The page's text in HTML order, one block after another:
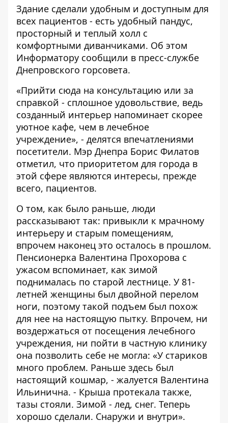
Здание сделали удобным и доступным для
всех пациентов - есть удобный пандус,
просторный и теплый холл с
комфортными диванчиками. Об этом
Информатору сообщили в пресс-службе
Днепровского горсовета.
«Прийти сюда на консультацию или за
справкой - сплошное удовольствие, ведь
созданный интерьер напоминает скорее
уютное кафе, чем в лечебное
учреждение», - делятся впечатлениями
посетители. Мэр Днепра Борис Филатов
отметил, что приоритетом для города в
этой сфере являются интересы, прежде
всего, пациентов.
О том, как было раньше, люди
рассказывают так: привыкли к мрачному
интерьеру и старым помещениям,
впрочем наконец это осталось в прошлом.
Пенсионерка Валентина Прохорова с
ужасом вспоминает, как зимой
поднималась по старой лестнице. У 81-
летней женщины был двойной перелом
ноги, поэтому такой подъем был похож
для нее на настоящую пытку. Впрочем, ни
воздержаться от посещения лечебного
учреждения, ни пойти в частную клинику
она позволить себе не могла: «У стариков
много проблем. Раньше здесь был
настоящий кошмар, - жалуется Валентина
Ильинична. - Крыша протекала также,
тазы стояли. Зимой - лед, снег. Теперь
хорошо сделали. Снаружи и внутри».